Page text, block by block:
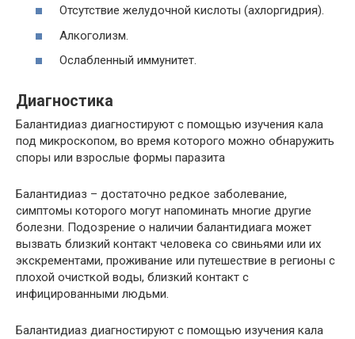
Отсутствие желудочной кислоты (ахлоргидрия).
Алкоголизм.
Ослабленный иммунитет.
Диагностика
Балантидиаз диагностируют с помощью изучения кала
под микроскопом, во время которого можно обнаружить
споры или взрослые формы паразита
Балантидиаз – достаточно редкое заболевание,
симптомы которого могут напоминать многие другие
болезни. Подозрение о наличии балантидиага может
вызвать близкий контакт человека со свиньями или их
экскрементами, проживание или путешествие в регионы с
плохой очисткой воды, близкий контакт с
инфицированными людьми.
Балантидиаз диагностируют с помощью изучения кала